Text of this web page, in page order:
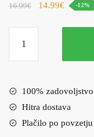
16.99€ 14.99€ -12%
zaščitna
stekla
lepilo
čez
celotno
100% zadovoljstvo
Hitra dostava
Plačilo po povzetju